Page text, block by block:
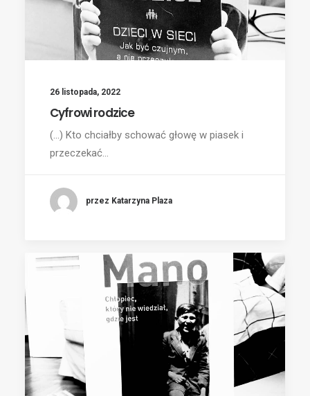
26 listopada, 2022
Cyfrowi rodzice
(...) Kto chciałby schować głowę w piasek i
przeczekać…
przez Katarzyna Plaza